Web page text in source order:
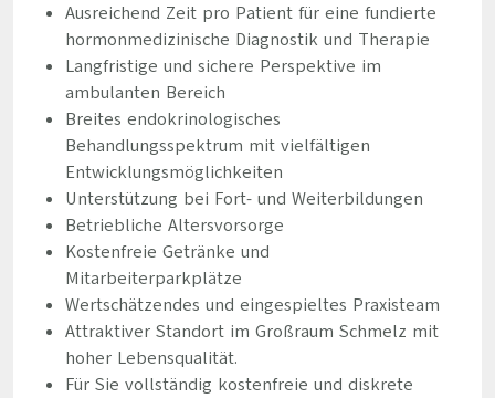
Ausreichend Zeit pro Patient für eine fundierte
hormonmedizinische Diagnostik und Therapie
Langfristige und sichere Perspektive im
ambulanten Bereich
Breites endokrinologisches
Behandlungsspektrum mit vielfältigen
Entwicklungsmöglichkeiten
Unterstützung bei Fort- und Weiterbildungen
Betriebliche Altersvorsorge
Kostenfreie Getränke und
Mitarbeiterparkplätze
Wertschätzendes und eingespieltes Praxisteam
Attraktiver Standort im Großraum Schmelz mit
hoher Lebensqualität.
Für Sie vollständig kostenfreie und diskrete